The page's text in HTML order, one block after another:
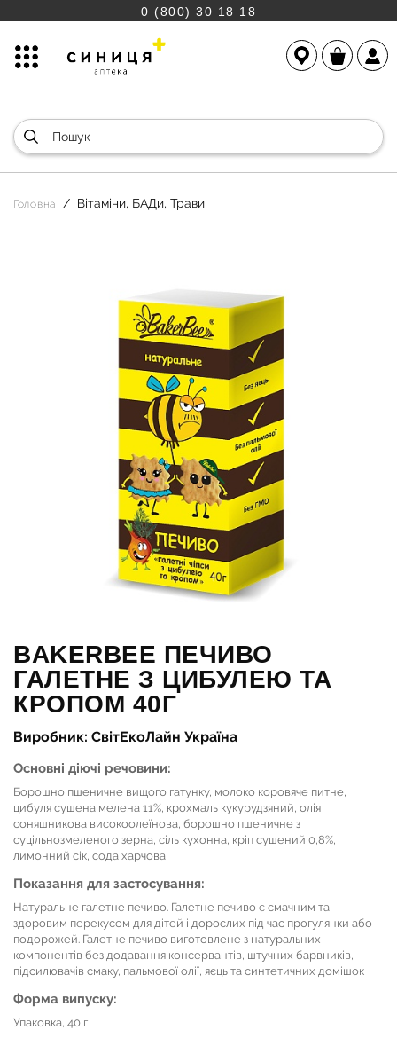
0 (800) 30 18 18
Головна Вітаміни, БАДи, Трави
BAKERBEE ПЕЧИВО
ГАЛЕТНЕ З ЦИБУЛЕЮ ТА
КРОПОМ 40Г
Виробник: СвітЕкоЛайн Україна
Основні діючі речовини:
Борошно пшеничне вищого гатунку, молоко коровяче питне,
цибуля сушена мелена 11%, крохмаль кукурудзяний, олія
соняшникова високоолеїнова, борошно пшеничне з
суцільнозмеленого зерна, сіль кухонна, кріп сушений 0,8%,
лимонний сік, сода харчова
Показання для застосування:
Натуральне галетне печиво. Галетне печиво є смачним та
здоровим перекусом для дітей і дорослих під час прогулянки або
подорожей. Галетне печиво виготовлене з натуральних
компонентів без додавання консервантів, штучних барвників,
підсилювачів смаку, пальмової олії, яєць та синтетичних домішок
Форма випуску:
Упаковка, 40 г